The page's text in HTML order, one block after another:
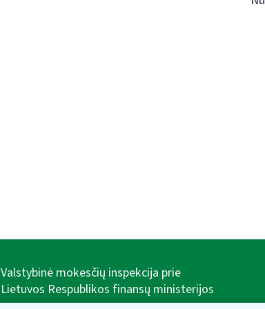
Valstybinė mokesčių inspekcija prie
Lietuvos Respublikos finansų ministerijos